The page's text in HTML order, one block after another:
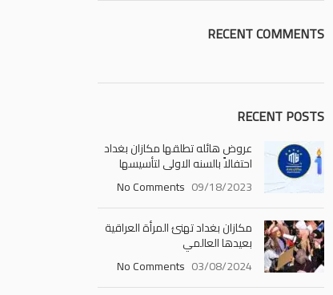
RECENT COMMENTS
RECENT POSTS
عروض هائله تطلقها مكازان بغداد
احتفالاً بالسنه الاولى لتأسيسها
09/18/2023
No Comments
مكازان بغداد تهنئ المرأة العراقية
بعيدها العالمي
03/08/2024
No Comments